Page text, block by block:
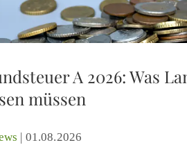
A 2026: Was
müssen
01.08.2026